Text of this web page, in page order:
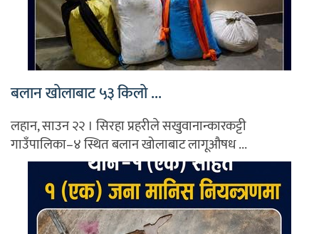
बलान खोलाबाट ५३ किलो ...
लहान, साउन २२ । सिरहा प्रहरीले सखुवानान्कारकट्टी
गाउँपालिका–४ स्थित बलान खोलाबाट लागूऔषध ...